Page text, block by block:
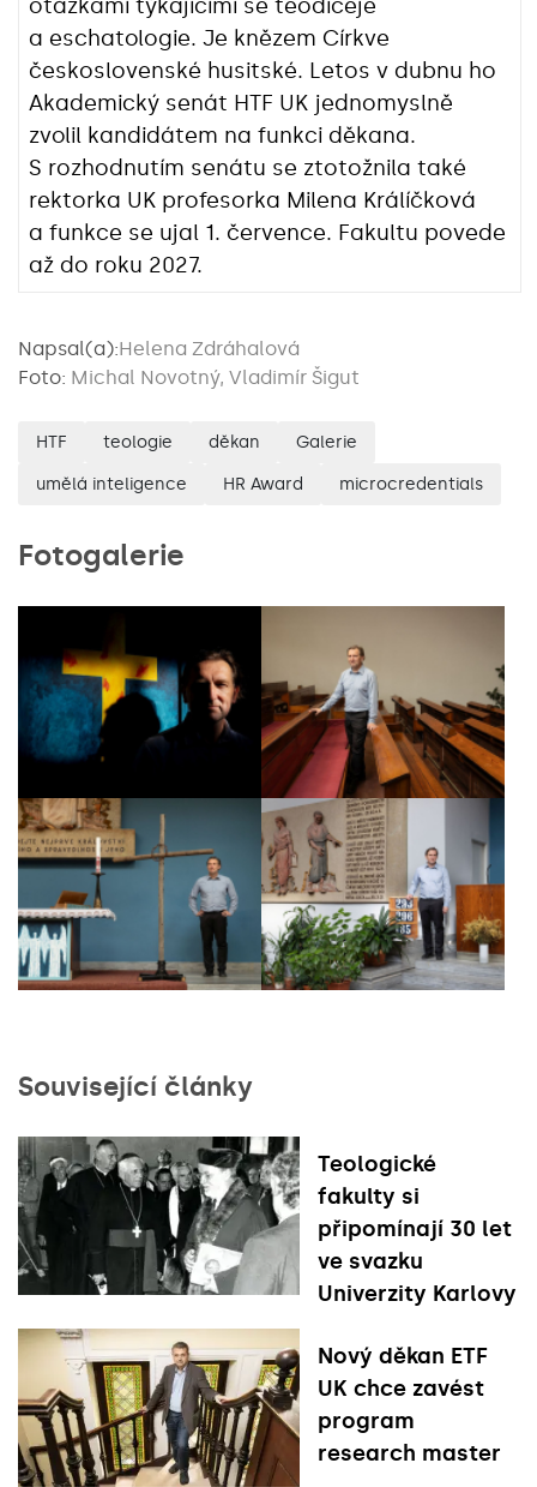
otázkami týkajícími se teodiceje
a eschatologie. Je knězem Církve
československé husitské. Letos v dubnu ho
Akademický senát HTF UK jednomyslně
zvolil kandidátem na funkci děkana.
S rozhodnutím senátu se ztotožnila také
rektorka UK profesorka Milena Králíčková
a funkce se ujal 1. července. Fakultu povede
až do roku 2027.
Napsal(a):Helena Zdráhalová
Foto: Michal Novotný, Vladimír Šigut
HTF teologie děkan Galerie
umělá inteligence HR Award microcredentials
Fotogalerie
Související články
Teologické
fakulty si
připomínají 30 let
ve svazku
Univerzity Karlovy
Nový děkan ETF
UK chce zavést
program
research master